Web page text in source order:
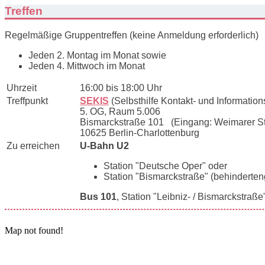
Treffen
Regelmäßige Gruppentreffen (keine Anmeldung erforderlich)
Jeden 2. Montag im Monat sowie
Jeden 4. Mittwoch im Monat
Uhrzeit
16:00 bis 18:00 Uhr
Treffpunkt
SEKIS (Selbsthilfe Kontakt- und
5. OG, Raum 5.006
Bismarckstraße 101 (Eingang: Weimarer
10625 Berlin-Charlottenburg
Zu erreichen
U-Bahn U2
Station "Deutsche Oper" oder
Station "Bismarckstraße"
Bus 101, Station "Leibniz- /